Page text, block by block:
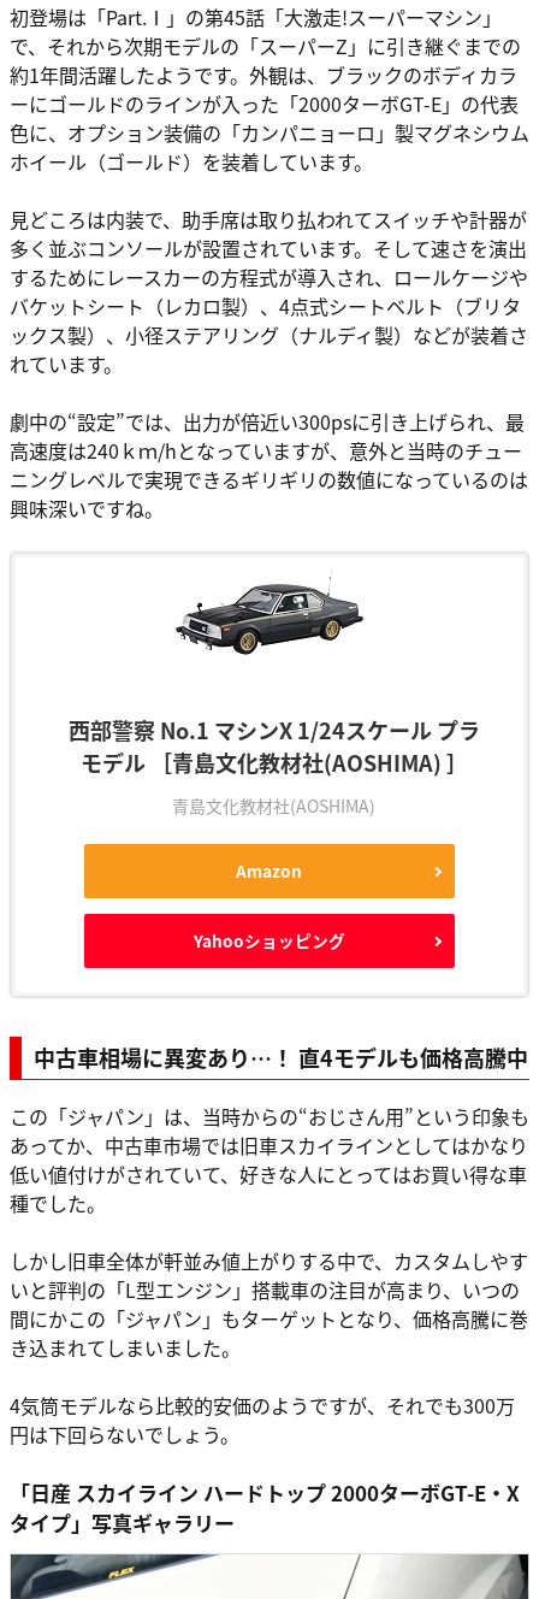
初登場は「Part.Ⅰ」の第45話「大激走!スーパーマシン」
で、それから次期モデルの「スーパーZ」に引き継ぐまでの
約1年間活躍したようです。外観は、ブラックのボディカラ
ーにゴールドのラインが入った「2000ターボGT-E」の代表
色に、オプション装備の「カンパニョーロ」製マグネシウム
ホイール（ゴールド）を装着しています。
見どころは内装で、助手席は取り払われてスイッチや計器が
多く並ぶコンソールが設置されています。そして速さを演出
するためにレースカーの方程式が導入され、ロールケージや
バケットシート（レカロ製）、4点式シートベルト（ブリタ
ックス製）、小径ステアリング（ナルディ製）などが装着さ
れています。
劇中の“設定”では、出力が倍近い300psに引き上げられ、最
高速度は240ｋｍ/hとなっていますが、意外と当時のチュー
ニングレベルで実現できるギリギリの数値になっているのは
興味深いですね。
西部警察 No.1 マシンX 1/24スケール プラ
モデル ［青島文化教材社(AOSHIMA) ］
青島文化教材社(AOSHIMA)
Amazon
Yahooショッピング
中古車相場に異変あり…！ 直4モデルも価格高騰中
この「ジャパン」は、当時からの“おじさん用”という印象も
あってか、中古車市場では旧車スカイラインとしてはかなり
低い値付けがされていて、好きな人にとってはお買い得な車
種でした。
しかし旧車全体が軒並み値上がりする中で、カスタムしやす
いと評判の「L型エンジン」搭載車の注目が高まり、いつの
間にかこの「ジャパン」もターゲットとなり、価格高騰に巻
き込まれてしまいました。
4気筒モデルなら比較的安価のようですが、それでも300万
円は下回らないでしょう。
「日産 スカイライン ハードトップ 2000ターボGT-E・X
タイプ」写真ギャラリー